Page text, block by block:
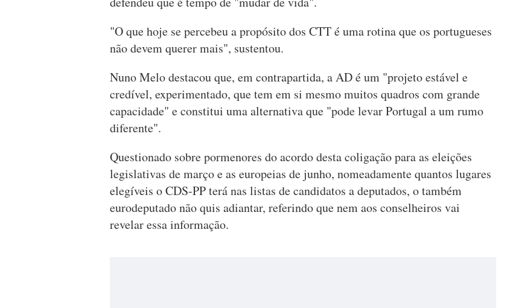
"O que hoje se percebeu a propósito dos CTT é uma rotina que os portugueses
não devem querer mais", sustentou.
Nuno Melo destacou que, em contrapartida, a AD é um "projeto estável e
credível, experimentado, que tem em si mesmo muitos quadros com grande
capacidade" e constitui uma alternativa que "pode levar Portugal a um rumo
diferente".
Questionado sobre pormenores do acordo desta coligação para as eleições
legislativas de março e as europeias de junho, nomeadamente quantos lugares
elegíveis o CDS-PP terá nas listas de candidatos a deputados, o também
eurodeputado não quis adiantar, referindo que nem aos conselheiros vai
revelar essa informação.